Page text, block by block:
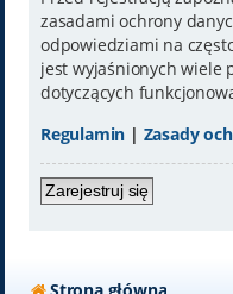
zasadami ochrony
odpowiedziami na
jest wyjaśnionych wiele
dotyczących
Regulamin | Zasady
Zarejestruj się
Strona główna